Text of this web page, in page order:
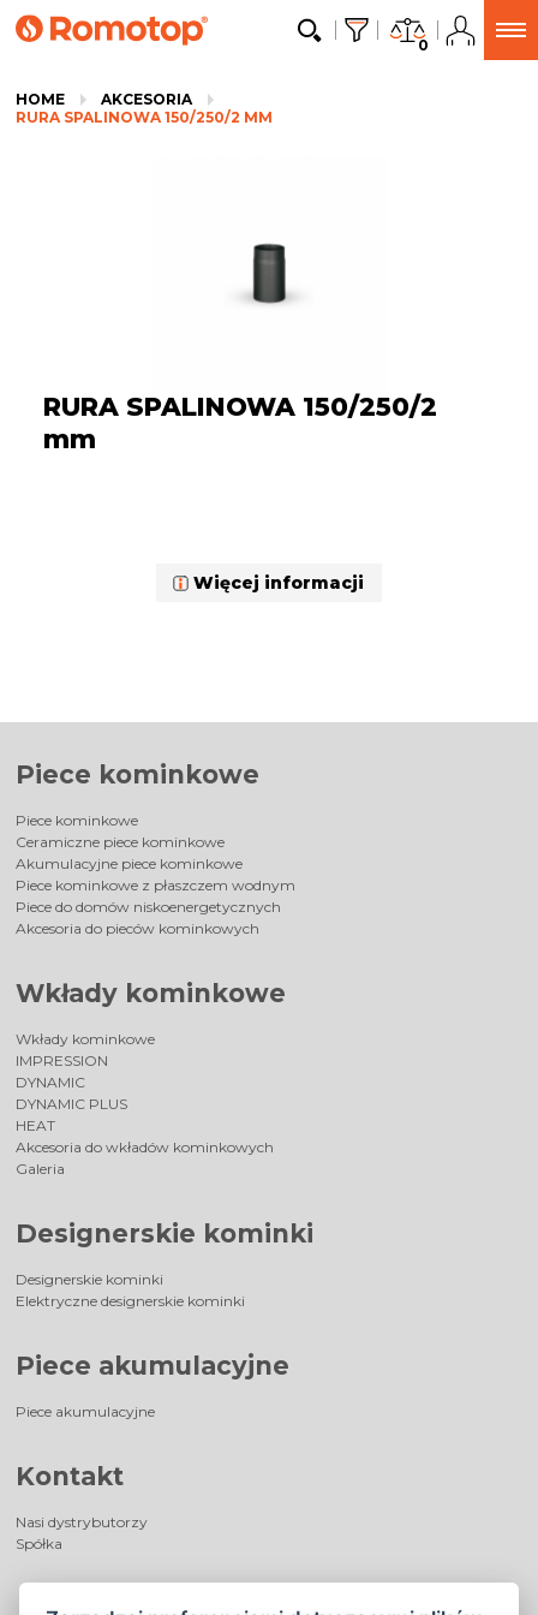
0
HOME
AKCESORIA
RURA SPALINOWA 150/250/2 MM
RURA SPALINOWA 150/250/2
mm
Więcej informacji
Piece kominkowe
Piece kominkowe
Ceramiczne piece kominkowe
Akumulacyjne piece kominkowe
Piece kominkowe z płaszczem wodnym
Piece do domów niskoenergetycznych
Akcesoria do pieców kominkowych
Wkłady kominkowe
Wkłady kominkowe
IMPRESSION
DYNAMIC
DYNAMIC PLUS
HEAT
Akcesoria do wkładów kominkowych
Galeria
Designerskie kominki
Designerskie kominki
Elektryczne designerskie kominki
Piece akumulacyjne
Piece akumulacyjne
Kontakt
Nasi dystrybutorzy
Spółka